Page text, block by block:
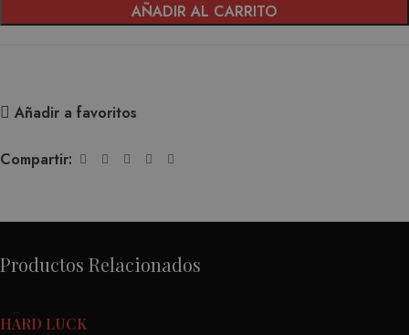
AÑADIR AL CARRITO
Añadir a favoritos
Compartir:
Productos Relacionados
HARD LUCK